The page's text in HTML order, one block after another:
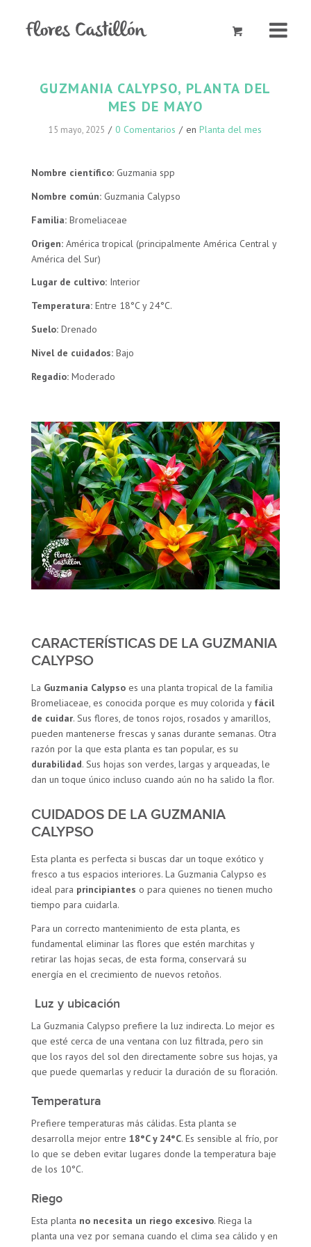
GUZMANIA CALYPSO, PLANTA DEL
MES DE MAYO
15 mayo, 2025 / 0 Comentarios / enPlanta del mes
Nombre científico: Guzmania spp
Nombre común: Guzmania Calypso
Familia: Bromeliaceae
Origen: América tropical (principalmente América Central y
América del Sur)
Lugar de cultivo: Interior
Temperatura: Entre 18°C y 24°C.
Suelo: Drenado
Nivel de cuidados: Bajo
Regadío: Moderado
CARACTERÍSTICAS DE LA GUZMANIA
CALYPSO
La Guzmania Calypso es una planta tropical de la familia
Bromeliaceae, es conocida porque es muy colorida y fácil
de cuidar. Sus flores, de tonos rojos, rosados y amarillos,
pueden mantenerse frescas y sanas durante semanas. Otra
razón por la que esta planta es tan popular, es su
durabilidad. Sus hojas son verdes, largas y arqueadas, le
dan un toque único incluso cuando aún no ha salido la flor.
CUIDADOS DE LA GUZMANIA
CALYPSO
Esta planta es perfecta si buscas dar un toque exótico y
fresco a tus espacios interiores. La Guzmania Calypso es
ideal para principiantes o para quienes no tienen mucho
tiempo para cuidarla.
Para un correcto mantenimiento de esta planta, es
fundamental eliminar las flores que estén marchitas y
retirar las hojas secas, de esta forma, conservará su
energía en el crecimiento de nuevos retoños.
Luz y ubicación
La Guzmania Calypso prefiere la luz indirecta. Lo mejor es
que esté cerca de una ventana con luz filtrada, pero sin
que los rayos del sol den directamente sobre sus hojas, ya
que puede quemarlas y reducir la duración de su floración.
Temperatura
Prefiere temperaturas más cálidas. Esta planta se
desarrolla mejor entre18°C y 24°C. Es sensible al frío, por
lo que se deben evitar lugares donde la temperatura baje
de los 10°C.
Riego
Esta planta no necesita un riego excesivo. Riega la
planta una vez por semana cuando el clima sea cálido y en